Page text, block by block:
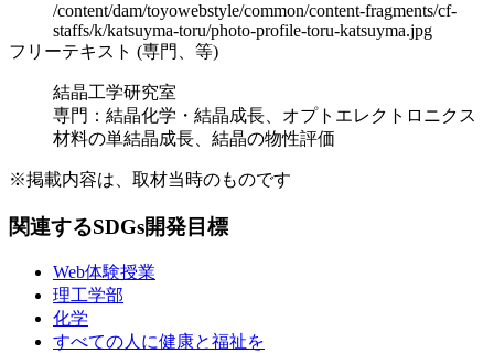
/content/dam/toyowebstyle/common/content-fragments/cf-
staffs/k/katsuyma-toru/photo-profile-toru-katsuyma.jpg
フリーテキスト (専門、等)
結晶工学研究室
専門：結晶化学・結晶成長、オプトエレクトロニクス
材料の単結晶成長、結晶の物性評価
※掲載内容は、取材当時のものです
関連するSDGs開発目標
Web体験授業
理工学部
化学
すべての人に健康と福祉を